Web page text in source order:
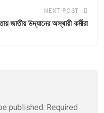
NEXT POST
উদ্যানের অস্থায়ী কর্মীরা
published. Required